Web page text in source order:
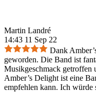
Martin Landré
14:43 11 Sep 22
Dank
geworden. Die Band ist
Musikgeschmack getroffen
Amber’s Delight ist eine
empfehlen kann. Ich würde